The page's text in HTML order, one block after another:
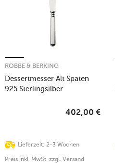
Dessertmesser Alt Spaten
925 Sterlingsilber
ROBBE & BERKING
Lieferzeit: 2-3 Wochen
402,00 €
Preis inkl. MwSt. zzgl. Versand